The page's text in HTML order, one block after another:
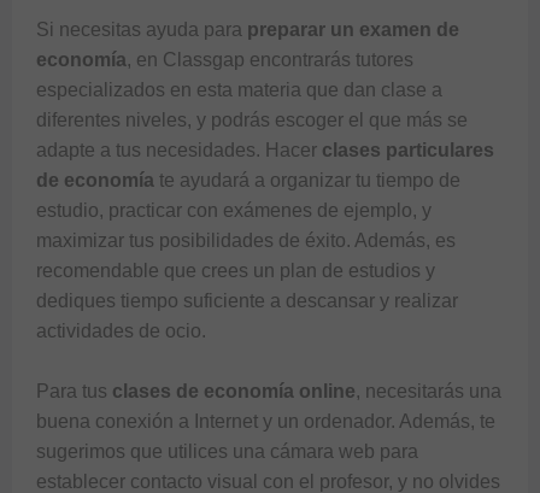
Si necesitas ayuda para preparar un examen de
economía, en Classgap encontrarás tutores
especializados en esta materia que dan clase a
diferentes niveles, y podrás escoger el que más se
adapte a tus necesidades. Hacer clases particulares
de economía te ayudará a organizar tu tiempo de
estudio, practicar con exámenes de ejemplo, y
maximizar tus posibilidades de éxito. Además, es
recomendable que crees un plan de estudios y
dediques tiempo suficiente a descansar y realizar
actividades de ocio.
Para tus clases de economía online, necesitarás una
buena conexión a Internet y un ordenador. Además, te
sugerimos que utilices una cámara web para
establecer contacto visual con el profesor, y no olvides